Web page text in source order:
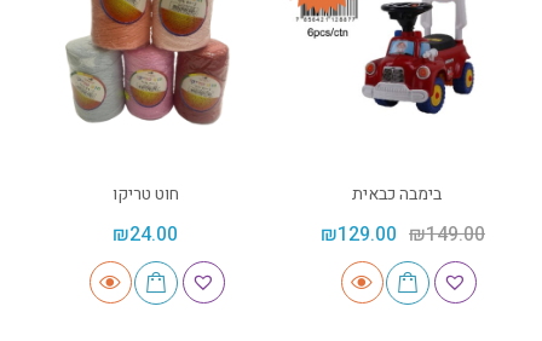
בימבה כבאית
₪149.00
₪129.00
חוט טריקו
₪24.00